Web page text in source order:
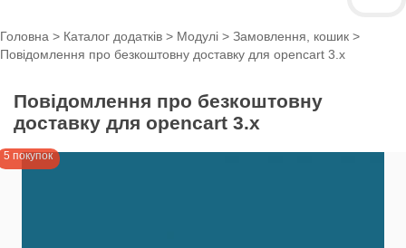
Головна > Каталог додатків > Модулі > Замовлення, кошик >
Повідомлення про безкоштовну доставку для opencart 3.x
Повідомлення про безкоштовну
доставку для opencart 3.x
5 покупок